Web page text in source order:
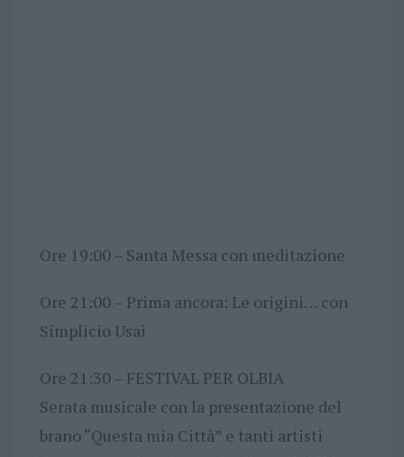
Ore 19:00 – Santa Messa con meditazione
Ore 21:00 – Prima ancora: Le origini… con
Simplicio Usai
Ore 21:30 – FESTIVAL PER OLBIA
Serata musicale con la presentazione del
brano “Questa mia Città” e tanti artisti